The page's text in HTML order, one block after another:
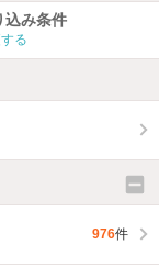
込み条件
る
976件